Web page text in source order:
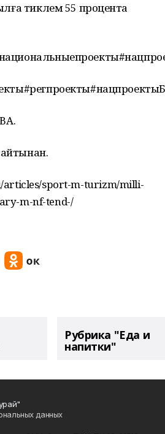
тиклем 55 процентҡа
articles/sport-m-turizm/milli-
m-nf-tend-/
Рубрика "Еда и
напитки"
данных